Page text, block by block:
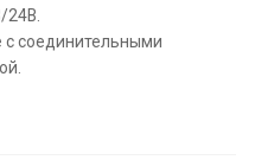
с соединительными